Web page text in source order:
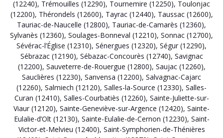
(12240), Trémouilles (12290), Tournemire (12250), Toulonjac
(12200), Thérondels (12600), Tayrac (12440), Taussac (12600),
Tauriac-de-Naucelle (12800), Tauriac-de-Camarès (12360),
Sylvanès (12360), Soulages-Bonneval (12210), Sonnac (12700),
Sévérac-l’Église (12310), Sénergues (12320), Ségur (12290),
Sébrazac (12190), Sébazac-Concourès (12740), Savignac
(12200), Sauveterre-de-Rouergue (12800), Saujac (12260),
Sauclières (12230), Sanvensa (12200), Salvagnac-Cajarc
(12260), Salmiech (12120), Salles-la-Source (12330), Salles-
Curan (12410), Salles-Courbatiès (12260), Sainte-Juliette-sur-
Viaur (12120), Sainte-Geneviève-sur-Argence (12420), Sainte-
Eulalie-d’Olt (12130), Sainte-Eulalie-de-Cernon (12230), Saint-
Victor-et-Melvieu (12400), Saint-Symphorien-de-Thénières